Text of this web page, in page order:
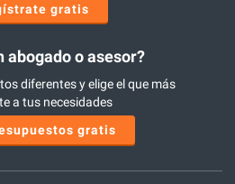
gratis
abogado o asesor?
diferentes y elige el que más
a tus necesidades
gratis